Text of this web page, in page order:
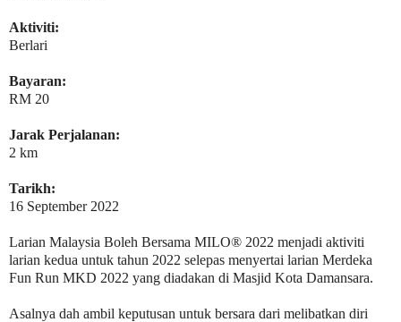
Aktiviti:
Berlari
Bayaran:
RM 20
Jarak Perjalanan:
2 km
Tarikh:
16 September 2022
Larian Malaysia Boleh Bersama MILO® 2022 menjadi aktiviti
larian kedua untuk tahun 2022 selepas menyertai larian Merdeka
Fun Run MKD 2022 yang diadakan di Masjid Kota Damansara.
Asalnya dah ambil keputusan untuk bersara dari melibatkan diri